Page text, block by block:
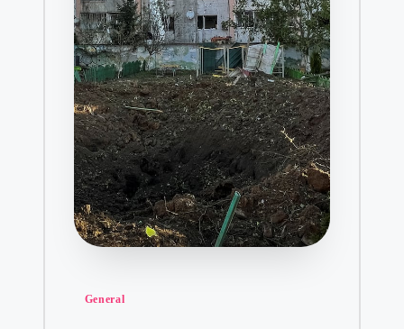
Publicado
General